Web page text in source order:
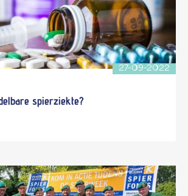
27-09-2022
spierziekte?